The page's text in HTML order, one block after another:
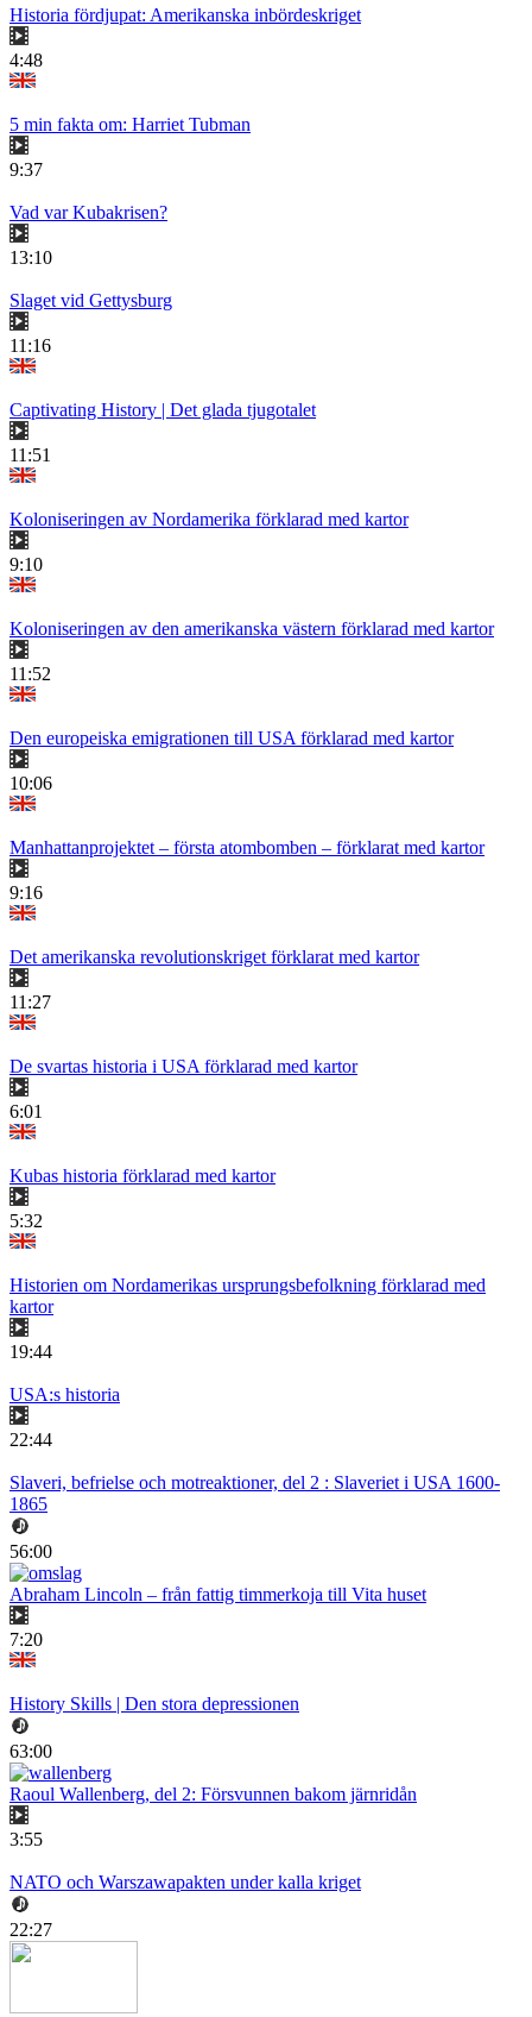
Historia fördjupat: Amerikanska inbördeskriget
4:48
5 min fakta om: Harriet Tubman
9:37
Vad var Kubakrisen?
13:10
Slaget vid Gettysburg
11:16
Captivating History | Det glada tjugotalet
11:51
Koloniseringen av Nordamerika förklarad med kartor
9:10
Koloniseringen av den amerikanska västern förklarad med kartor
11:52
Den europeiska emigrationen till USA förklarad med kartor
10:06
Manhattanprojektet – första atombomben – förklarat med kartor
9:16
Det amerikanska revolutionskriget förklarat med kartor
11:27
De svartas historia i USA förklarad med kartor
6:01
Kubas historia förklarad med kartor
5:32
Historien om Nordamerikas ursprungsbefolkning förklarad med
kartor
19:44
USA:s historia
22:44
Slaveri, befrielse och motreaktioner, del 2 : Slaveriet i USA 1600-
1865
56:00
Abraham Lincoln – från fattig timmerkoja till Vita huset
7:20
History Skills | Den stora depressionen
63:00
Raoul Wallenberg, del 2: Försvunnen bakom järnridån
3:55
NATO och Warszawapakten under kalla kriget
22:27